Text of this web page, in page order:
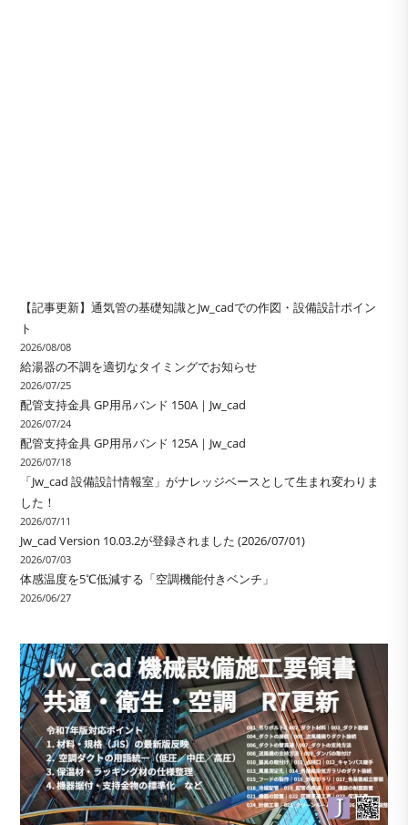
【記事更新】通気管の基礎知識とJw_cadでの作図・設備設計ポイン
ト
2026/08/08
給湯器の不調を適切なタイミングでお知らせ
2026/07/25
配管支持金具 GP用吊バンド 150A｜Jw_cad
2026/07/24
配管支持金具 GP用吊バンド 125A｜Jw_cad
2026/07/18
「Jw_cad 設備設計情報室」がナレッジベースとして生まれ変わりま
した！
2026/07/11
Jw_cad Version 10.03.2が登録されました (2026/07/01)
2026/07/03
体感温度を5℃低減する「空調機能付きベンチ」
2026/06/27